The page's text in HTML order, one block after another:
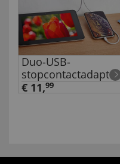
Duo-USB-
stopcontactadapter
€ 11,99